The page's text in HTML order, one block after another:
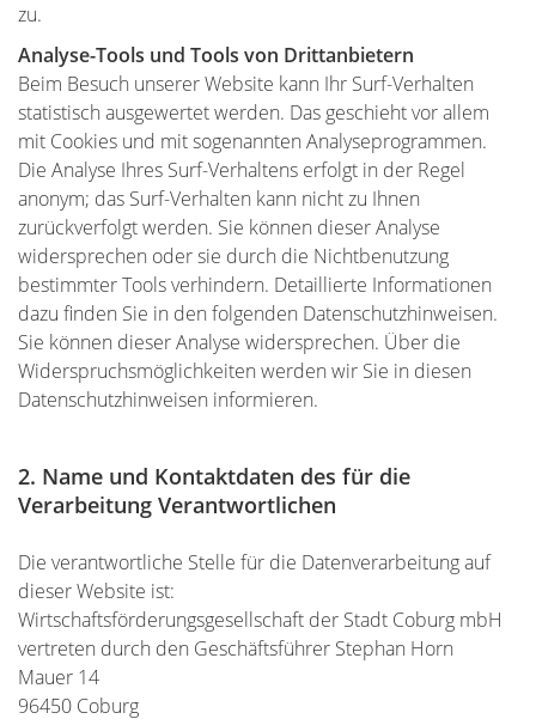
zu.
Analyse-Tools und Tools von Drittanbietern
Beim Besuch unserer Website kann Ihr Surf-Verhalten
statistisch ausgewertet werden. Das geschieht vor allem
mit Cookies und mit sogenannten Analyseprogrammen.
Die Analyse Ihres Surf-Verhaltens erfolgt in der Regel
anonym; das Surf-Verhalten kann nicht zu Ihnen
zurückverfolgt werden. Sie können dieser Analyse
widersprechen oder sie durch die Nichtbenutzung
bestimmter Tools verhindern. Detaillierte Informationen
dazu finden Sie in den folgenden Datenschutzhinweisen.
Sie können dieser Analyse widersprechen. Über die
Widerspruchsmöglichkeiten werden wir Sie in diesen
Datenschutzhinweisen informieren.
2. Name und Kontaktdaten des für die
Verarbeitung Verantwortlichen
Die verantwortliche Stelle für die Datenverarbeitung auf
dieser Website ist:
Wirtschaftsförderungsgesellschaft der Stadt Coburg mbH
vertreten durch den Geschäftsführer Stephan Horn
Mauer 14
96450 Coburg